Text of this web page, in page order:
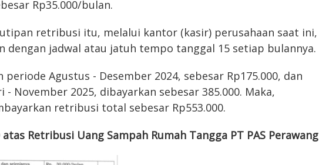
Rp35.000/bulan.
retribusi itu, melalui kantor (kasir) perusahaan saat ini,
dengan jadwal atau jatuh tempo tanggal 15 setiap bulannya.
periode Agustus - Desember 2024, sebesar Rp175.000, dan
- November 2025, dibayarkan sebesar 385.000. Maka,
retribusi total sebesar Rp553.000.
atas Retribusi Uang Sampah Rumah Tangga PT PAS Perawang